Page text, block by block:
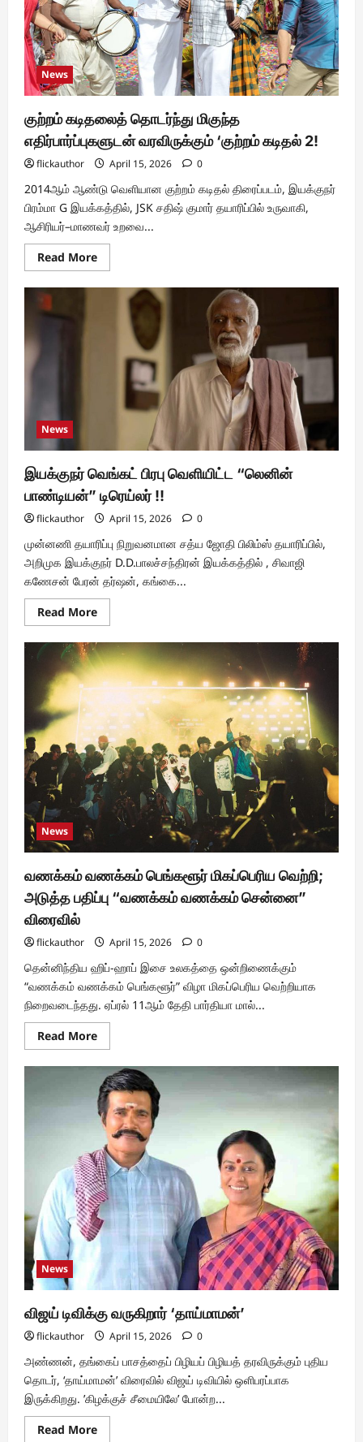
News
குற்றம் கடிதலைத் தொடர்ந்து மிகுந்த
எதிர்பார்ப்புகளுடன் வரவிருக்கும் ‘குற்றம் கடிதல் 2!
flickauthor April 15, 2026 0
2014ஆம் ஆண்டு வெளியான குற்றம் கடிதல் திரைப்படம், இயக்குநர்
பிரம்மா G இயக்கத்தில், JSK சதிஷ் குமார் தயாரிப்பில் உருவாகி,
ஆசிரியர்–மாணவர் உறவை...
Read MoreRead
more
குற்றம்
கடிதலைத்
தொடர்ந்து
மிகுந்த
எதிர்பார்ப்புகளுடன்
வரவிருக்கும்
‘குற்றம்
News
இயக்குநர் வெங்கட் பிரபு வெளியிட்ட “லெனின்
பாண்டியன்” டிரெய்லர் !!
flickauthor April 15, 2026 0
முன்னணி தயாரிப்பு நிறுவனமான சத்ய ஜோதி பிலிம்ஸ் தயாரிப்பில்,
அறிமுக இயக்குநர் D.D.பாலச்சந்திரன் இயக்கத்தில் , சிவாஜி
கணேசன் பேரன் தர்ஷன், கங்கை...
Read MoreRead
more
இயக்குநர்
வெங்கட்
பிரபு
வெளியிட்ட
“லெனின்
பாண்டியன்”
டிரெய்லர்
!!
News
வணக்கம் வணக்கம் பெங்களூர் மிகப்பெரிய வெற்றி;
அடுத்த பதிப்பு “வணக்கம் வணக்கம் சென்னை”
விரைவில்
flickauthor April 15, 2026 0
தென்னிந்திய ஹிப்-ஹாப் இசை உலகத்தை ஒன்றிணைக்கும்
“வணக்கம் வணக்கம் பெங்களூர்” விழா மிகப்பெரிய வெற்றியாக
நிறைவடைந்தது. ஏப்ரல் 11ஆம் தேதி பார்தியா மால்...
Read MoreRead
more
வணக்கம்
வணக்கம்
பெங்களூர்
மிகப்பெரிய
வெற்றி;
அடுத்த
பதிப்பு
“வணக்கம்
வணக்கம்
சென்னை”
விரைவில்
News
விஜய் டிவிக்கு வருகிறார் ‘தாய்மாமன்’
flickauthor April 15, 2026 0
அண்ணன், தங்கைப் பாசத்தைப் பிழியப் பிழியத் தரவிருக்கும் புதிய
தொடர், ‘தாய்மாமன்’ விரைவில் விஜய் டிவியில் ஒளிபரப்பாக
இருக்கிறது. ’கிழக்குச் சீமையிலே’ போன்ற...
Read MoreRead